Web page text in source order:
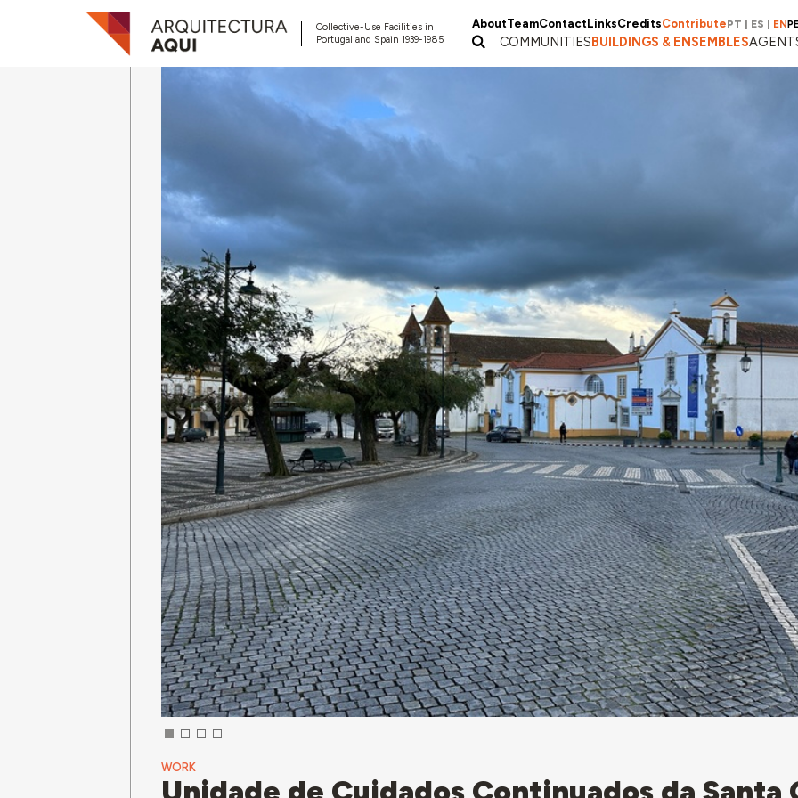
Collective-Use Facilities in
Portugal and Spain 1939-1985
AboutTeamContactLinksCreditsContributePT ES EN
COMMUNITIESBUILDINGS & ENSEMBLES
WORK